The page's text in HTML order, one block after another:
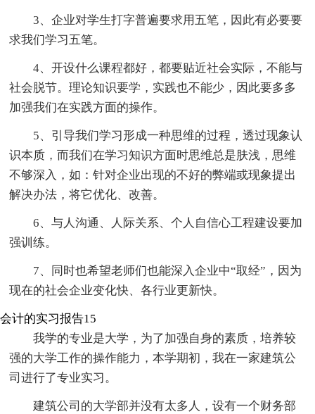
3、企业对学生打字普遍要求用五笔，因此有必要要
求我们学习五笔。
4、开设什么课程都好，都要贴近社会实际，不能与
社会脱节。理论知识要学，实践也不能少，因此要多多
加强我们在实践方面的操作。
5、引导我们学习形成一种思维的过程，透过现象认
识本质，而我们在学习知识方面时思维总是肤浅，思维
不够深入，如：针对企业出现的不好的弊端或现象提出
解决办法，将它优化、改善。
6、与人沟通、人际关系、个人自信心工程建设要加
强训练。
7、同时也希望老师们也能深入企业中“取经”，因为
现在的社会企业变化快、各行业更新快。
会计的实习报告15
我学的专业是大学，为了加强自身的素质，培养较
强的大学工作的操作能力，本学期初，我在一家建筑公
司进行了专业实习。
建筑公司的大学部并没有太多人，设有一个财务部